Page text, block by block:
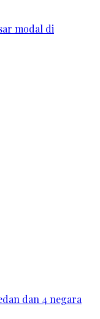
modal di
dan 4 negara